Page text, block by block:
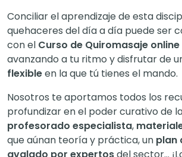
Conciliar el aprendizaje de esta
quehaceres del día a día puede ser
con el Curso de Quiromasaje online
avanzando a tu ritmo y disfrutar de
flexibleen la que tú tienes el mando.
Nosotros te aportamos todos los
profundizar en el poder curativo de
profesorado especialista,
que aúnan teoría y práctica, un plan